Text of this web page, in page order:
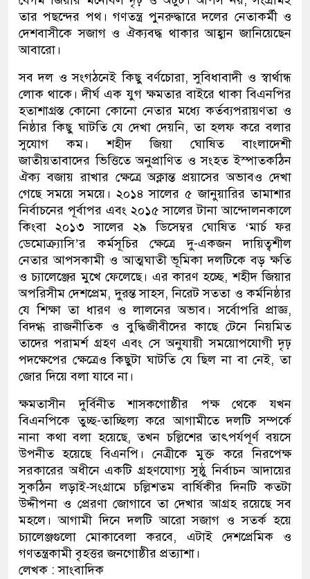
তার পছন্দের পথ। গণতন্ত্র পুনরুদ্ধারে দলের নেতাকর্মী ও
দেশবাসীকে সজাগ ও ঐক্যবদ্ধ থাকার আহ্বান জানিয়েছেন
আবারো।
সব দল ও সংগঠনেই কিছু বর্ণচোরা, সুবিধাবাদী ও স্বার্থান্ধ
লোক থাকে। দীর্ঘ এক যুগ ক্ষমতার বাইরে থাকা বিএনপির
হতাশাগ্রস্ত কোনো কোনো নেতার মধ্যে কর্তব্যপরায়ণতা ও
নিষ্ঠার কিছু ঘাটতি যে দেখা দেয়নি, তা হলফ করে বলার
সুযোগ কম। শহীদ জিয়া ঘোষিত বাংলাদেশী
জাতীয়তাবাদের ভিত্তিতে অনুপ্রাণিত ও সংহত ইস্পাতকঠিন
ঐক্য বজায় রাখার ক্ষেত্রে অক্লান্ত প্রয়াসের অভাবও দেখা
গেছে সময়ে সময়ে। ২০১৪ সালের ৫ জানুয়ারির তামাশার
নির্বাচনের পূর্বাপর এবং ২০১৫ সালের টানা আন্দোলনকালে
কিংবা ২০১৩ সালের ২৯ ডিসেম্বর ঘোষিত ‘মার্চ ফর
ডেমোক্র্যাসি’র কর্মসূচির ক্ষেত্রে দু-একজন দায়িত্বশীল
নেতার আপসকামী ও আত্মঘাতী ভূমিকা দলটিকে বড় ক্ষতি
ও চ্যালেঞ্জের মুখে ফেলেছে। এর কারণ হচ্ছে, শহীদ জিয়ার
অপরিসীম দেশপ্রেম, দুরন্ত সাহস, নিরেট সততা ও কর্মনিষ্ঠার
যে শিক্ষা তা ধারণ ও লালনের অভাব। সর্বোপরি প্রাজ্ঞ,
বিদগ্ধ রাজনীতিক ও বুদ্ধিজীবীদের কাছে টেনে নিয়মিত
তাদের পরামর্শ গ্রহণ এবং সে অনুযায়ী সময়োপযোগী দৃঢ়
পদক্ষেপের ক্ষেত্রেও কিছুটা ঘাটতি যে ছিল না বা নেই, তা
জোর দিয়ে বলা যাবে না।
ক্ষমতাসীন দুর্বিনীত শাসকগোষ্ঠীর পক্ষ থেকে যখন
বিএনপিকে তুচ্ছ-তাচ্ছিল্য করে আগামীতে দলটি সম্পর্কে
নানা কথা বলা হয়েছে, তখন চল্লিশের তাৎপর্যপূর্ণ বয়সে
উপনীত হয়েছে বিএনপি। নেত্রীকে মুক্ত করে নিরপেক্ষ
সরকারের অধীনে একটি গ্রহণযোগ্য সুষ্ঠু নির্বাচন আদায়ের
সুকঠিন লড়াই-সংগ্রামে চল্লিশতম বার্ষিকীর দিনটি কতটা
উদ্দীপনা ও প্রেরণা জোগাবে তা দেখার আগ্রহ রয়েছে সব
মহলে। আগামী দিনে দলটি আরো সজাগ ও সতর্ক হয়ে
চ্যালেঞ্জগুলো মোকাবেলা করবে, এটাই দেশপ্রেমিক ও
গণতন্ত্রকামী বৃহত্তর জনগোষ্ঠীর প্রত্যাশা।
লেখক : সাংবাদিক